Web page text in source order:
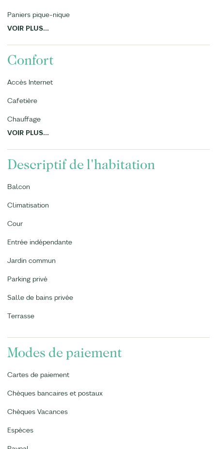
Paniers pique-nique
VOIR PLUS...
Confort
Accès Internet
Cafetière
Chauffage
VOIR PLUS...
Descriptif de l'habitation
Balcon
Climatisation
Cour
Entrée indépendante
Jardin commun
Parking privé
Salle de bains privée
Terrasse
Modes de paiement
Cartes de paiement
Chèques bancaires et postaux
Chèques Vacances
Espèces